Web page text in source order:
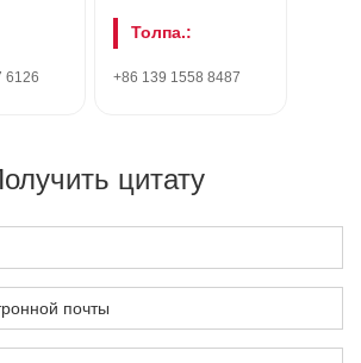
6126
Толпа.:
+86 139 1558 8487
цитату